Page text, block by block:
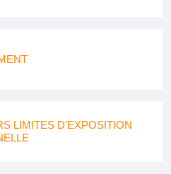
LIMITES D'EXPOSITION